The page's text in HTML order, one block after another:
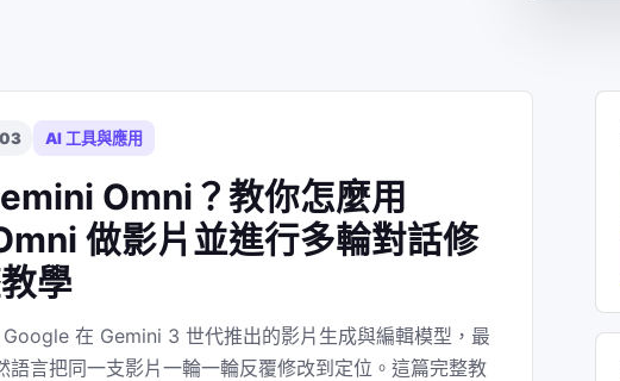
AI 工具與應用
Omni？教你怎麼用
做影片並進行多輪對話修
學
在 Gemini 3 世代推出的影片生成與編輯模型，最
語言把同一支影片一輪一輪反覆修改到定位。這篇完整教